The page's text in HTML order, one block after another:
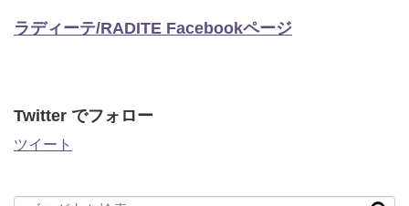
ラディーテ/RADITE Facebookページ
Twitter でフォロー
ツイート